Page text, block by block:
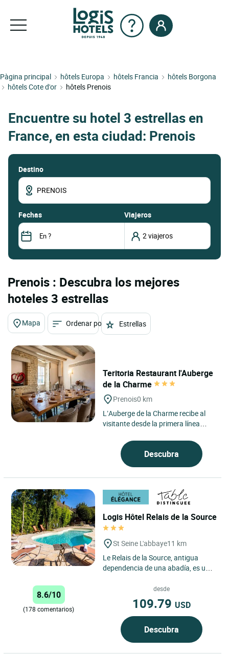
Pàgina principal hôtels Europa hôtels Francia
hôtels Borgona
hôtels Cote d'or
hôtels Prenois
Encuentre su hotel 3 estrellas en
France, en esta ciudad: Prenois
Destino
fechas Viajeros
Prenois : Descubra los mejores
hoteles 3 estrellas
Mapa Ordenar por Estrellas
Teritoria Restaurant l'Auberge
de la Charme
Prenois0 km
L’Auberge de la Charme recibe al
visitante desde la primera línea
situada en Prenois,...
Descubra
Logis Hôtel Relais de la Source
St Seine L'abbaye11 km
Le Relais de la Source, antigua
dependencia de una abadía, es un
gastronómico y un centro...
8.6/10
(178 comentarios)
desde
109.79 USD
Descubra